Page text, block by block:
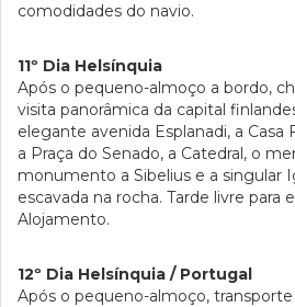
comodidades do navio.
11º Dia Helsínquia
Após o pequeno-almoço a bordo,
visita panorâmica da capital
elegante avenida Esplanadi, a Casa
a Praça do Senado, a Catedral, o
monumento a Sibelius e a singular
escavada na rocha. Tarde livre para
Alojamento.
12º Dia Helsínquia / Portugal
Após o pequeno-almoço,